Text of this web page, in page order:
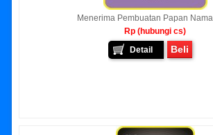
Menerima Pembuatan Papan Nama
Rp (hubungi cs)
Detail
Beli